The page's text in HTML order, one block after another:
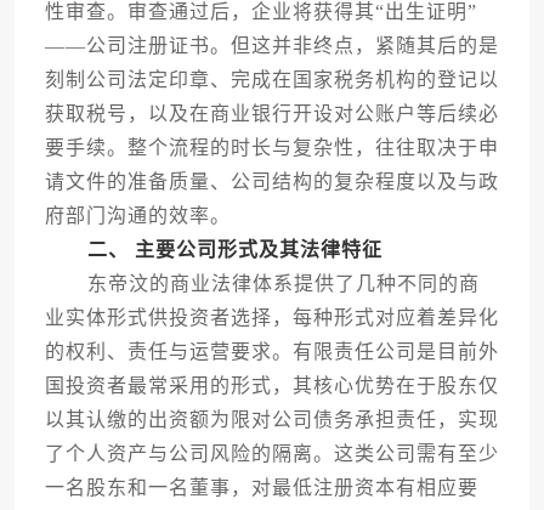
性审查。审查通过后，企业将获得其“出生证明”
——公司注册证书。但这并非终点，紧随其后的是
刻制公司法定印章、完成在国家税务机构的登记以
获取税号，以及在商业银行开设对公账户等后续必
要手续。整个流程的时长与复杂性，往往取决于申
请文件的准备质量、公司结构的复杂程度以及与政
府部门沟通的效率。
二、 主要公司形式及其法律特征
东帝汶的商业法律体系提供了几种不同的商
业实体形式供投资者选择，每种形式对应着差异化
的权利、责任与运营要求。有限责任公司是目前外
国投资者最常采用的形式，其核心优势在于股东仅
以其认缴的出资额为限对公司债务承担责任，实现
了个人资产与公司风险的隔离。这类公司需有至少
一名股东和一名董事，对最低注册资本有相应要